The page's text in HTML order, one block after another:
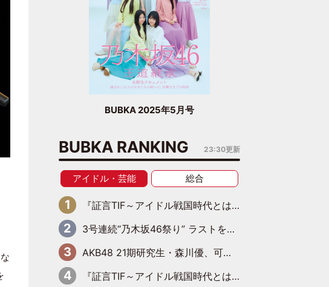
BUBKA 2025年5月号
BUBKA RANKING 23:30更新
アイドル・芸能 総合
『証言TIF～アイドル戦国時代とはなんだったのか～』第6回：でんぱ組.inc・古川未鈴×相沢梨紗「『ハロプロやりたかったな』って言ったら、夢眠ねむさんに『てめえはでんぱ組．incなんだよ！』って肩パンされて(笑)」
3号連続“乃木坂46祭り” ラストを飾るのは賀喜遥香…5年ぶりの登場に「5年分大人になった私を見ていただけたら」
AKB48 21期研究生・森川優、可愛さもある大人の女性に
『証言TIF～アイドル戦国時代とはなんだったのか～』第10回：さくら学院・武藤彩未×飯田らうら「正直、中3で辞めるというのを信じてなくて。そう言われてはいたけど、嘘でしょって」